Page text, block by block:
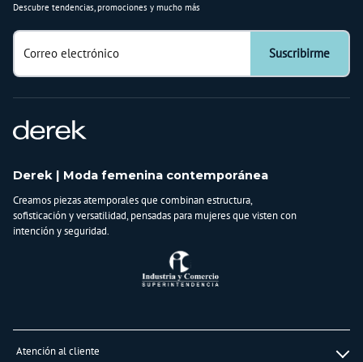
Descubre tendencias, promociones y mucho más
Correo electrónico Suscribirme
Derek | Moda femenina contemporánea
Creamos piezas atemporales que combinan estructura,
sofisticación y versatilidad, pensadas para mujeres que visten con
intención y seguridad.
Atención al cliente